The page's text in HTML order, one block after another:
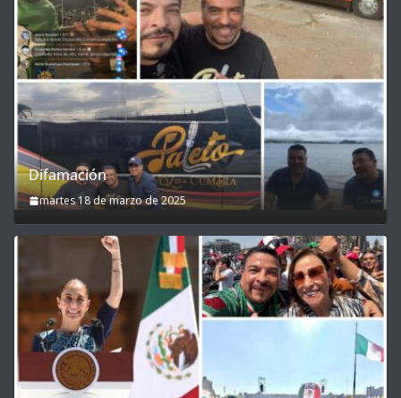
Difamación
martes 18 de marzo de 2025